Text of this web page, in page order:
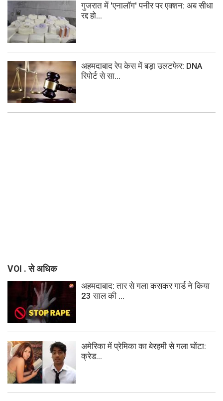
गुजरात में 'एनालॉग' पनीर पर एक्शन: अब सीधा
रद्द हो...
अहमदाबाद रेप केस में बड़ा उलटफेर: DNA
रिपोर्ट से सा...
VOI . से अधिक
अहमदाबाद: तार से गला कसकर गार्ड ने किया
23 साल की ...
अमेरिका में प्रेमिका का बेरहमी से गला घोंटा:
क्रेड...